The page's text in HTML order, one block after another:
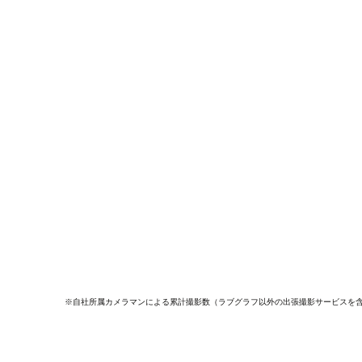
※自社所属カメラマンによる累計撮影数（ラブグラフ以外の出張撮影サービスを